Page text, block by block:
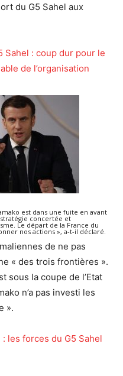
du G5 Sahel aux
Sahel : coup dur pour le
de l’organisation
est dans une fuite en avant
concertée et
Le départ de la France du
nos actions », a-t-il déclaré.
de ne pas
« des trois frontières ».
sous la coupe de l’Etat
n’a pas investi les
».
les forces du G5 Sahel